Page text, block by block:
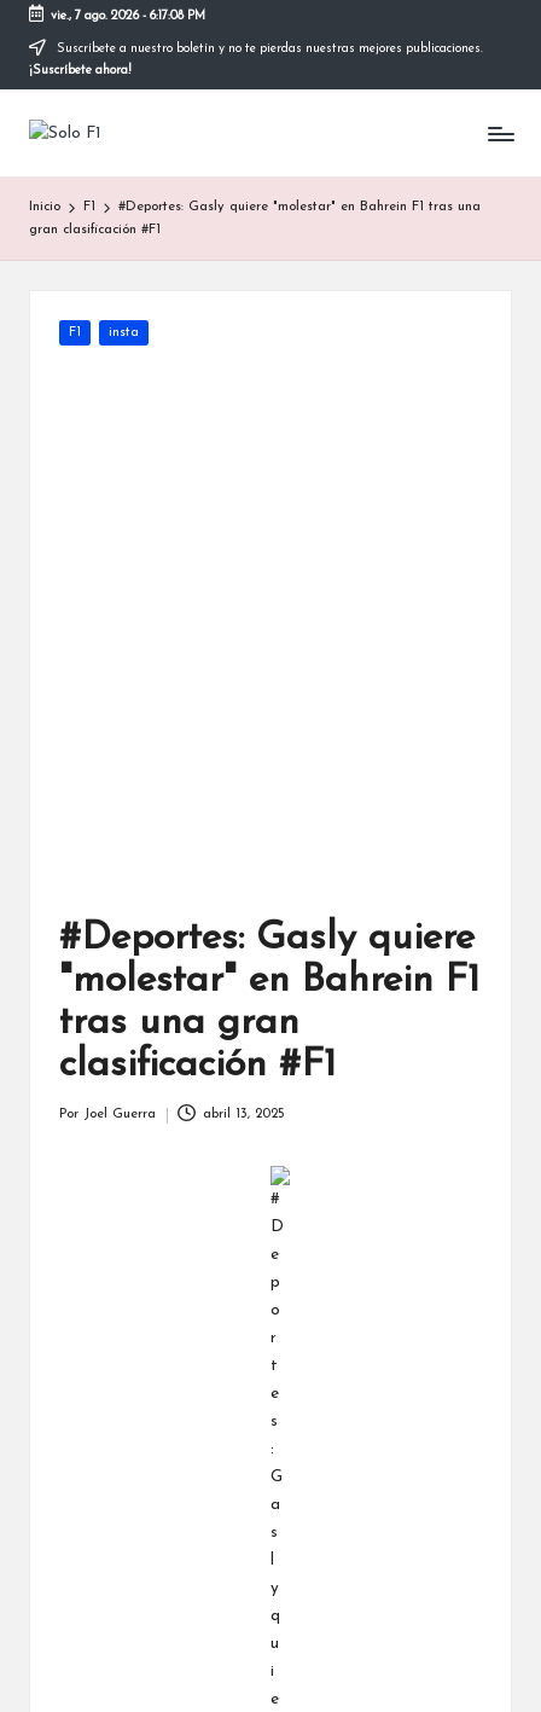
Saltar
vie., 7 ago. 2026- 6:17:09 PM
Suscríbete a nuestro boletín y no te pierdas nuestras mejores publicaciones.
¡Suscríbete ahora!
S
o
l
o
Para
la
F1
Inicio F1
#Deportes: Gasly quiere "molestar" en Bahrein F1 tras una
gran clasificación #F1
Publicada
F1 insta
#Deportes: Gasly quiere
"molestar" en Bahrein F1
tras una gran
clasificación #F1
Por Joel Guerra abril 13, 2025